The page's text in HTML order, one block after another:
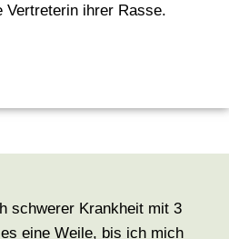
Vertreterin ihrer Rasse.
schwerer Krankheit mit 3
eine Weile, bis ich mich